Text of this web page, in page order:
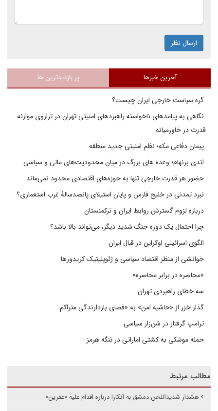
ارسال نظر
آخرین خبرها پر بازدیدترین ها
گره سیاست خارجی ایران چیست؟
نگاهی به پیامدهای ناخواسته راهبردهای امنیتی تهران در ترازوی موازنه
قدرت در خاورمیانه
پیمان دفاعی مکه؛ نظم امنیتی جدید منطقه
اندی برنهام؛ وعده های بزرگ در میان محدودیت‌های مالی و سیاسی
حضور هر قدرت خارجی تنها به حوزه‌های اقتصادی محدود نمی‌ماند
نبرد تمدنی در خلیج فارس و پایان استیلای پانصدسالۀ غرب استعماری؟
درباره لزوم گسترش روابط ایران و ترکمنستان
چرا احتمال یک دوره جنگ شدید دیگر، می‌تواند بالا باشد؟
الگوی اسرائیلی اوکراین در قبال ایران
خوانشی از منظر اقتصاد سیاسی و ژئوپلیتیک کریدورها
«محاصره در برابر محاصره»
سه خطای راهبردی تهران
گذار خزر از «حاشیه امن» به «فضای بازدارندگی متراکم
ترامپ گرفتار در شن‌زار سیاسی
حمله موشکی به کشتی اماراتی در تنگه هرمز
مطالب مرتبط
هشدار شدیداللحن دمشق به آنکارا درباره اقدام علیه «عفرین»